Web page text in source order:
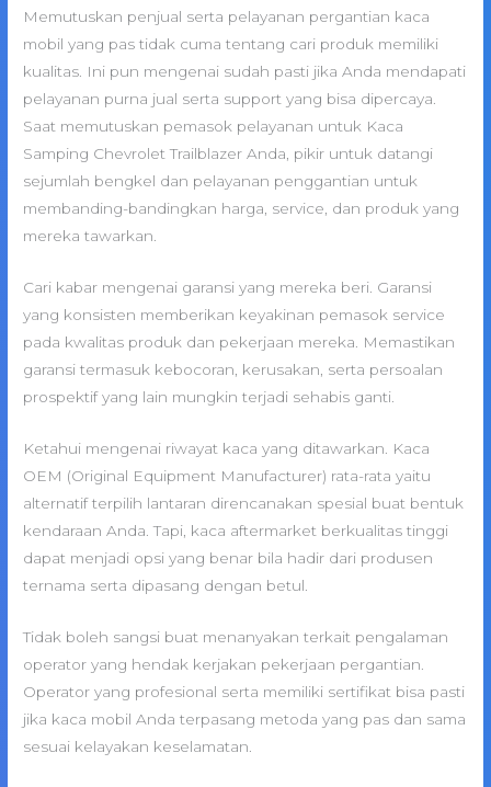
Memutuskan penjual serta pelayanan pergantian kaca
mobil yang pas tidak cuma tentang cari produk memiliki
kualitas. Ini pun mengenai sudah pasti jika Anda mendapati
pelayanan purna jual serta support yang bisa dipercaya.
Saat memutuskan pemasok pelayanan untuk Kaca
Samping Chevrolet Trailblazer Anda, pikir untuk datangi
sejumlah bengkel dan pelayanan penggantian untuk
membanding-bandingkan harga, service, dan produk yang
mereka tawarkan.
Cari kabar mengenai garansi yang mereka beri. Garansi
yang konsisten memberikan keyakinan pemasok service
pada kwalitas produk dan pekerjaan mereka. Memastikan
garansi termasuk kebocoran, kerusakan, serta persoalan
prospektif yang lain mungkin terjadi sehabis ganti.
Ketahui mengenai riwayat kaca yang ditawarkan. Kaca
OEM (Original Equipment Manufacturer) rata-rata yaitu
alternatif terpilih lantaran direncanakan spesial buat bentuk
kendaraan Anda. Tapi, kaca aftermarket berkualitas tinggi
dapat menjadi opsi yang benar bila hadir dari produsen
ternama serta dipasang dengan betul.
Tidak boleh sangsi buat menanyakan terkait pengalaman
operator yang hendak kerjakan pekerjaan pergantian.
Operator yang profesional serta memiliki sertifikat bisa pasti
jika kaca mobil Anda terpasang metoda yang pas dan sama
sesuai kelayakan keselamatan.